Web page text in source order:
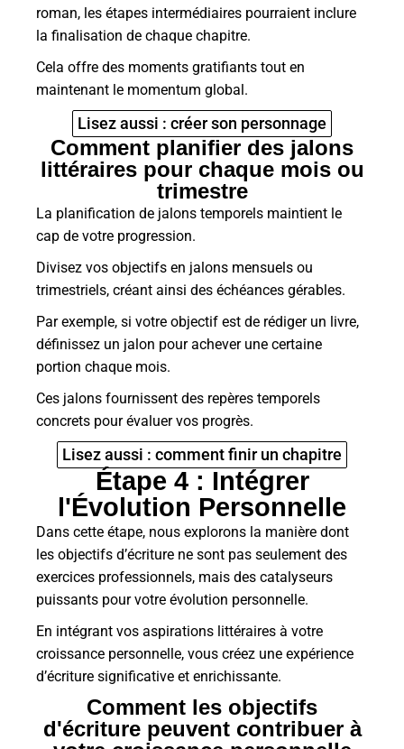
roman, les étapes intermédiaires pourraient inclure
la finalisation de chaque chapitre.
Cela offre des moments gratifiants tout en
maintenant le momentum global.
Lisez aussi : créer son personnage
Comment planifier des jalons
littéraires pour chaque mois ou
trimestre
La planification de jalons temporels maintient le
cap de votre progression.
Divisez vos objectifs en jalons mensuels ou
trimestriels, créant ainsi des échéances gérables.
Par exemple, si votre objectif est de rédiger un livre,
définissez un jalon pour achever une certaine
portion chaque mois.
Ces jalons fournissent des repères temporels
concrets pour évaluer vos progrès.
Lisez aussi : comment finir un chapitre
Étape 4 : Intégrer
l'Évolution Personnelle
Dans cette étape, nous explorons la manière dont
les objectifs d’écriture ne sont pas seulement des
exercices professionnels, mais des catalyseurs
puissants pour votre évolution personnelle.
En intégrant vos aspirations littéraires à votre
croissance personnelle, vous créez une expérience
d’écriture significative et enrichissante.
Comment les objectifs
d'écriture peuvent contribuer à